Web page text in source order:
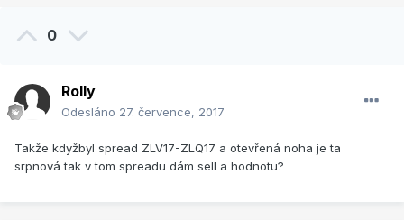
0
Rolly
Odesláno 27. července, 2017
Takže kdyžbyl spread ZLV17-ZLQ17 a otevřená noha je ta
srpnová tak v tom spreadu dám sell a hodnotu?